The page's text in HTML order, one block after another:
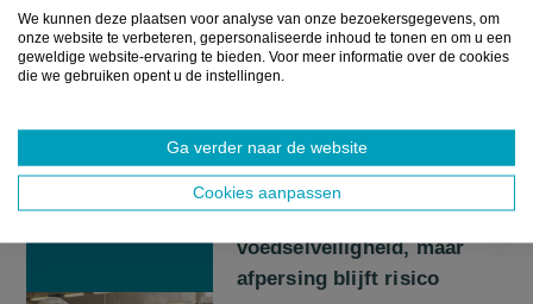
We kunnen deze plaatsen voor analyse van onze bezoekersgegevens, om
onze website te verbeteren, gepersonaliseerde inhoud te tonen en om u een
geweldige website-ervaring te bieden. Voor meer informatie over de cookies
die we gebruiken opent u de instellingen.
Ga verder naar de website
Cookies aanpassen
22 APRIL 2026
Belgische
voedingsbedrijven bij
wereldtop in
voedselveiligheid, maar
afpersing blijft risico